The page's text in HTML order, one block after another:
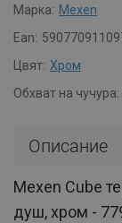
Марка: Mexen
Ean:
Цвят: Хром
Обхват на чучура:
Описание
Mexen Cube
душ, хром -